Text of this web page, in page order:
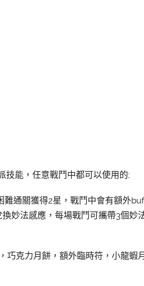
技能，任意戰鬥中都可以使用的;
通關獲得2星，戰鬥中會有額外
妙法感應，每場戰鬥可攜帶3個妙
巧克力月餅，額外臨時符，小龍蝦